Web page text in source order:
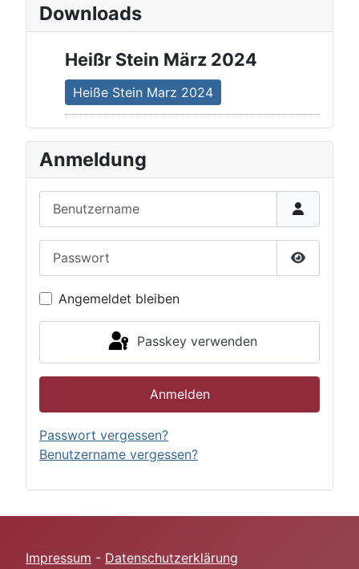
Downloads
Heißr Stein März 2024
Heiße Stein Marz 2024
Anmeldung
Passwort
Angemeldet bleiben
Passkey verwenden
Anmelden
Passwort vergessen?
Benutzername vergessen?
Impressum - Datenschutzerklärung